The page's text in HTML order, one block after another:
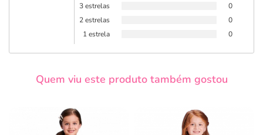
3 estrelas
0
2 estrelas
0
1 estrela
0
Quem viu este produto também gostou